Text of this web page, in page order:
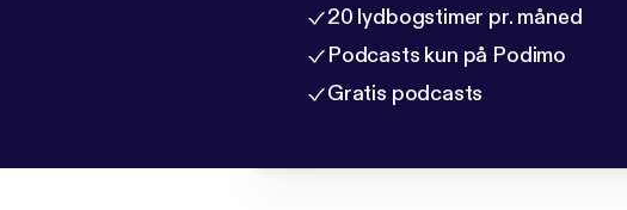
20 lydbogstimer pr. måned
Podcasts kun på Podimo
Gratis podcasts